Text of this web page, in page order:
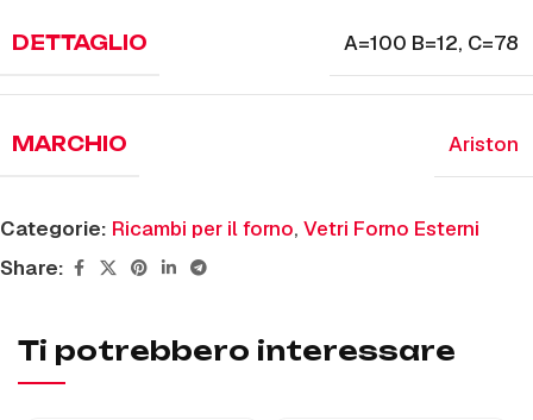
DETTAGLIO A=100 B=12, C=78
MARCHIO Ariston
Categorie: Ricambi per il forno, Vetri Forno Esterni
Share:
Ti potrebbero interessare